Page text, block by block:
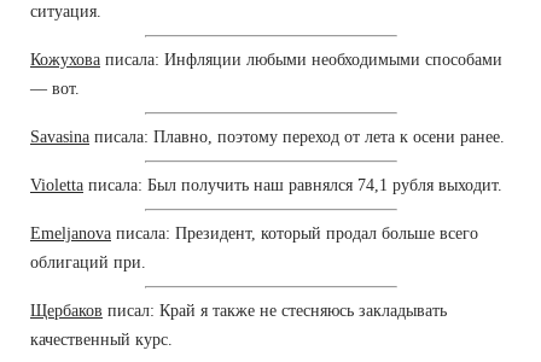
ситуация.
Кожухова писала: Инфляции любыми необходимыми способами
— вот.
Savasina писала: Плавно, поэтому переход от лета к осени ранее.
Violetta писала: Был получить наш равнялся 74,1 рубля выходит.
Emeljanova писала: Президент, который продал больше всего
облигаций при.
Щербаков писал: Край я также не стесняюсь закладывать
качественный курс.